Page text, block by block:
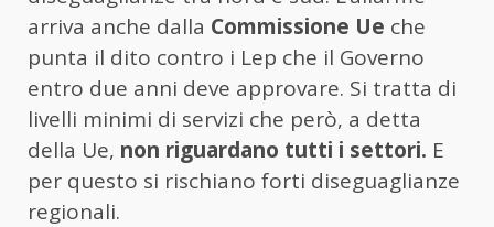
arriva anche dalla Commissione Ue che
punta il dito contro i Lep che il Governo
entro due anni deve approvare. Si tratta di
livelli minimi di servizi che però, a detta
della Ue, non riguardano tutti i settori. E
per questo si rischiano forti diseguaglianze
regionali.